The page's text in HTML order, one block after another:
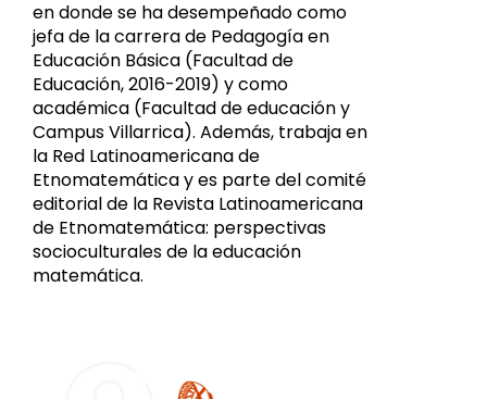
en donde se ha desempeñado como
jefa de la carrera de Pedagogía en
Educación Básica (Facultad de
Educación, 2016-2019) y como
académica (Facultad de educación y
Campus Villarrica). Además, trabaja en
la Red Latinoamericana de
Etnomatemática y es parte del comité
editorial de la Revista Latinoamericana
de Etnomatemática: perspectivas
socioculturales de la educación
matemática.